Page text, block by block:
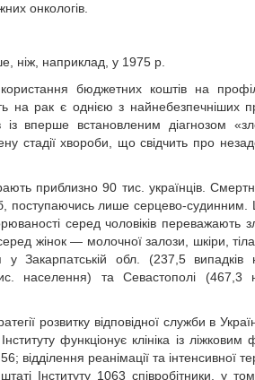
онкологів.
ніж, наприклад, у 1975 р.
бюджетних коштів на
на рак є однією з найнебезпечніших
із вперше встановленим діагнозом
стадії хвороби, що свідчить про
приблизно 90 тис. українців.
поступаючись лише серцево-
серед чоловіків переважають
жінок — молочної залози, шкіри,
у Закарпатській обл. (237,5
населення) та Севастополі (467,3
розвитку відповідної служби в
функціонує клініка із ліжковим
реанімації та інтенсивної
Інституту 1063 співробітники, у